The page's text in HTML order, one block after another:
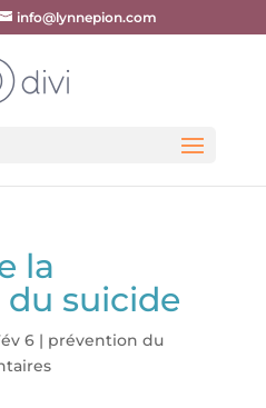
info@lynnepion.com
la
suicide
6| prévention du